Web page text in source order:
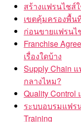
สร้างแฟรนไชส์
เขตคุ้มครองพื้น
ก่อนขายแฟรนไ
Franchise
เรื่องใดบ้าง
Supply Chain
กลางไหม?
Quality
ระบบอบรมแฟร
Training